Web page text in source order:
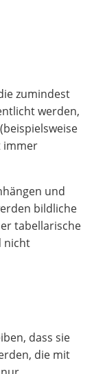
zumindest
werden,
immer
und
bildliche
tabellarische
nicht
dass sie
die mit